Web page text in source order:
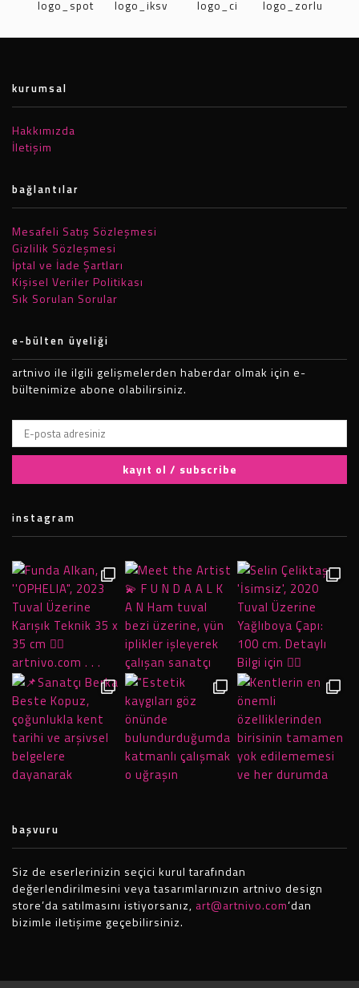
kurumsal
Hakkımızda
İletişim
bağlantılar
Mesafeli Satış Sözleşmesi
Gizlilik Sözleşmesi
İptal ve İade Şartları
Kişisel Veriler Politikası
Sık Sorulan Sorular
e-bülten üyeliği
artnivo ile ilgili gelişmelerden haberdar olmak için e-
bültenimize abone olabilirsiniz.
instagram
başvuru
Siz de eserlerinizin seçici kurul tarafından
değerlendirilmesini veya tasarımlarınızın artnivo design
store’da satılmasını istiyorsanız, art@artnivo.com‘dan
bizimle iletişime geçebilirsiniz.